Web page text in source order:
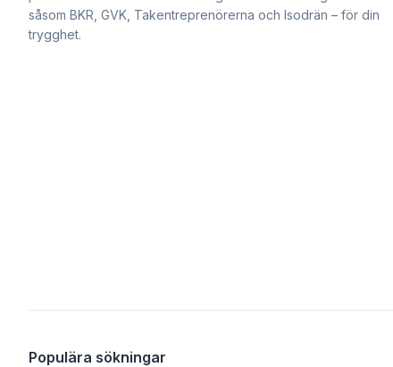
såsom BKR, GVK, Takentreprenörerna och Isodrän – för din
trygghet.
Populära sökningar